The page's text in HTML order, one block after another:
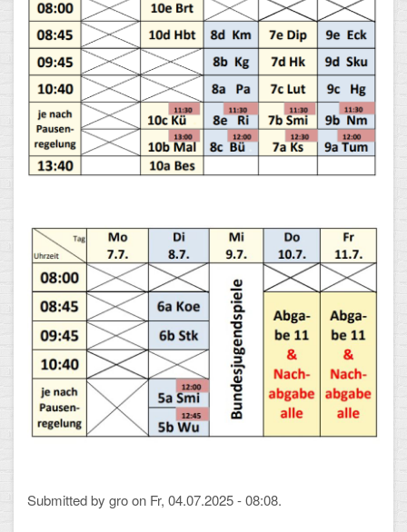
Schulalbum
SCHULLEBEN
Kollegium
Schulleitung
Gesamtelternvertretung
Sekretariat
Ganztagsschule
Schulsozialarbeit
Berufsorientierung
Arbeitsgemeinschaften
Elternchor
Submitted by groon Fr, 04.07.2025 - 08:08.